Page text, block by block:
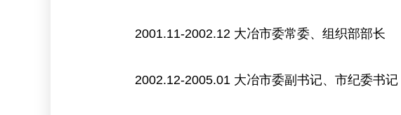
2001.11-2002.12 大冶市委常委、组织部部长
2002.12-2005.01 大冶市委副书记、市纪委书记